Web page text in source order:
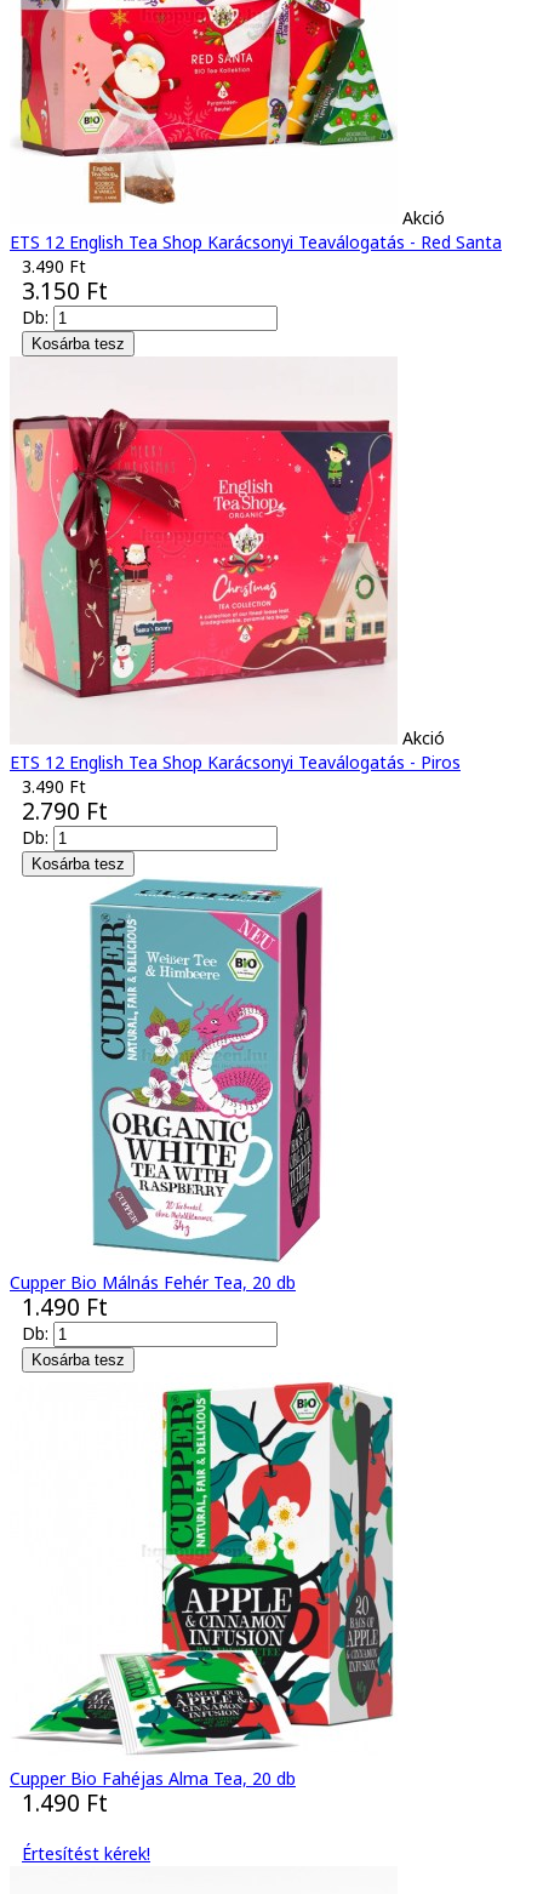
Akció
ETS 12 English Tea Shop Karácsonyi Teaválogatás - Red Santa
3.490 Ft
3.150 Ft
Db:
Akció
ETS 12 English Tea Shop Karácsonyi Teaválogatás - Piros
3.490 Ft
2.790 Ft
Db:
Cupper Bio Málnás Fehér Tea, 20 db
1.490 Ft
Db:
Cupper Bio Fahéjas Alma Tea, 20 db
1.490 Ft
Értesítést kérek!